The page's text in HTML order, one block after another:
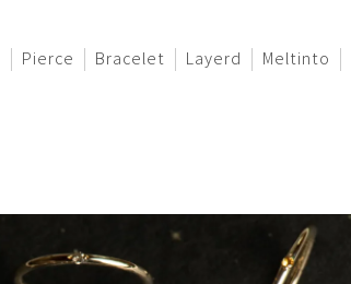
Pierce Bracelet Layerd Meltinto